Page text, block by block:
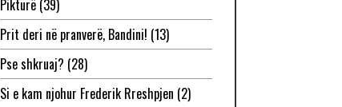
Pikturë(39)
Prit deri në pranverë, Bandini! (13)
Pse shkruaj? (28)
Si e kam njohur Frederik Rreshpjen (2)